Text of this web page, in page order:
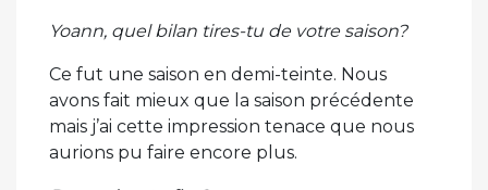
Yoann, quel bilan tires-tu de votre saison?
Ce fut une saison en demi-teinte. Nous
avons fait mieux que la saison précédente
mais j’ai cette impression tenace que nous
aurions pu faire encore plus.